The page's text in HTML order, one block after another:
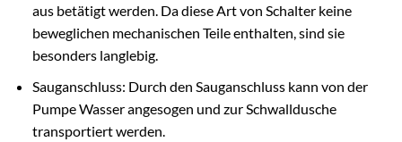
aus betätigt werden. Da diese Art von Schalter keine
beweglichen mechanischen Teile enthalten, sind sie
besonders langlebig.
Sauganschluss: Durch den Sauganschluss kann von der
Pumpe Wasser angesogen und zur Schwalldusche
transportiert werden.